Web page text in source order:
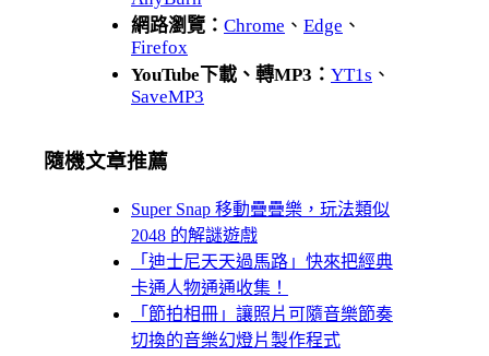
網路瀏覽： Chrome 、 Edge 、
Firefox
YouTube下載、轉MP3： YT1s 、
SaveMP3
隨機文章推薦
Super Snap 移動疊疊樂，玩法類似
2048 的解謎遊戲
「迪士尼天天過馬路」快來把經典
卡通人物通通收集！
「節拍相冊」讓照片可隨音樂節奏
切換的音樂幻燈片製作程式